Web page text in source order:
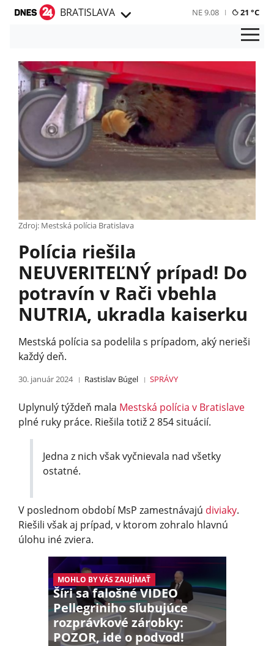
BRATISLAVA NE 9.08 21 °C
Zdroj: Mestská polícia Bratislava
Polícia riešila
NEUVERITEĽNÝ prípad! Do
potravín v Rači vbehla
NUTRIA, ukradla kaiserku
Mestská polícia sa podelila s prípadom, aký nerieši
každý deň.
30. január 2024 Rastislav Búgel SPRÁVY
Uplynulý týždeň mala Mestská polícia v Bratislave
plné ruky práce. Riešila totiž 2 854 situácií.
Jedna z nich však vyčnievala nad všetky
ostatné.
V poslednom období MsP zamestnávajú diviaky.
Riešili však aj prípad, v ktorom zohralo hlavnú
úlohu iné zviera.
MOHLO BY VÁS ZAUJÍMAŤ
Šíri sa falošné VIDEO
Pellegriniho sľubujúce
rozprávkové zárobky:
POZOR, ide o podvod!